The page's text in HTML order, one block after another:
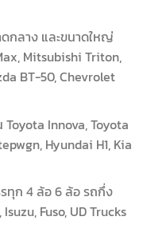
ดกลาง และขนาดใหญ่
Mitsubishi Triton,
BT-50, Chevrolet
Innova, Toyota
Hyundai H1, Kia
ทุก 4 ล้อ 6 ล้อ รถกึ่ง
Fuso, UD Trucks